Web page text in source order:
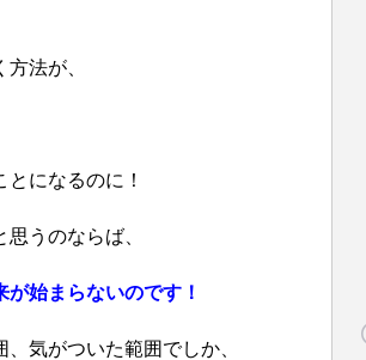
法が、
になるのに！
うのならば、
始まらないのです！
気がついた範囲でしか、